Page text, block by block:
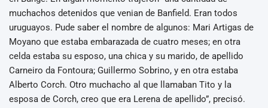
muchachos detenidos que venian de Banfield. Eran todos
uruguayos. Pude saber el nombre de algunos: Mari Artigas de
Moyano que estaba embarazada de cuatro meses; en otra
celda estaba su esposo, una chica y su marido, de apellido
Carneiro da Fontoura; Guillermo Sobrino, y en otra estaba
Alberto Corch. Otro muchacho al que llamaban Tito y la
esposa de Corch, creo que era Lerena de apellido”, precisó.